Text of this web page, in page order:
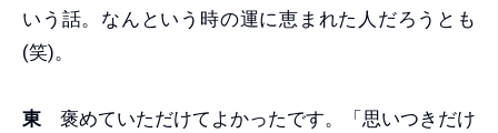
いう話。なんという時の運に恵まれた人だろうとも
(笑)。
東 褒めていただけてよかったです。「思いつきだけ